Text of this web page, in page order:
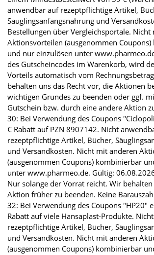
anwendbar auf rezeptpflichtige Artikel,
Säuglingsanfangsnahrung und
Bestellungen über Vergleichsportale. Nicht
Aktionsvorteilen (ausgenommen
und nur einzulösen unter
des Gutscheincodes im Warenkorb, wird
Vorteils automatisch vom
behalten uns das Recht vor, die Aktionen
wichtigen Grundes zu beenden oder ggf.
Gutschein bzw. durch eine andere Aktion
30: Bei Verwendung des Coupons
€ Rabatt auf PZN 8907142. Nicht
rezeptpflichtige Artikel, Bücher,
und Versandkosten. Nicht mit anderen
(ausgenommen Coupons) kombinierbar
unter www.pharmeo.de. Gültig:
Nur solange der Vorrat reicht. Wir
Aktion früher zu beenden. Keine
32: Bei Verwendung des Coupons "HP20"
Rabatt auf viele Hansaplast-Produkte.
rezeptpflichtige Artikel, Bücher,
und Versandkosten. Nicht mit anderen
(ausgenommen Coupons) kombinierbar